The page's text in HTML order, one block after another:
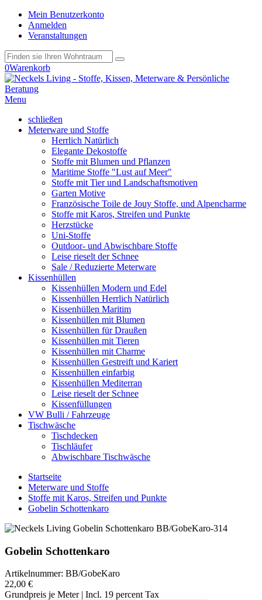
Mein Benutzerkonto
Anmelden
Veranstaltungen
0Warenkorb
Menu
schließen
Meterware und Stoffe
Herrlich Natürlich
Elegante Dekostoffe
Stoffe mit Blumen und Pflanzen
Maritime Stoffe "Lust auf Meer"
Stoffe mit Tier und Landschaftsmotiven
Garten Motive
Französische Toile de Jouy Stoffe, und Alpencharme
Stoffe mit Karos, Streifen und Punkte
Herzstücke
Uni-Stoffe
Outdoor- und Abwischbare Stoffe
Leise rieselt der Schnee
Sale / Reduzierte Meterware
Kissenhüllen
Kissenhüllen Modern und Edel
Kissenhüllen Herrlich Natürlich
Kissenhüllen Maritim
Kissenhüllen mit Blumen
Kissenhüllen für Draußen
Kissenhüllen mit Tieren
Kissenhüllen mit Charme
Kissenhüllen Gestreift und Kariert
Kissenhüllen einfarbig
Kissenhüllen Mediterran
Leise rieselt der Schnee
Kissenfüllungen
VW Bulli / Fahrzeuge
Tischwäsche
Tischdecken
Tischläufer
Abwischbare Tischwäsche
Startseite
Meterware und Stoffe
Stoffe mit Karos, Streifen und Punkte
Gobelin Schottenkaro
Gobelin Schottenkaro
Artikelnummer: BB/GobeKaro
22,00 €
Grundpreis je Meter | Incl. 19 percent Tax